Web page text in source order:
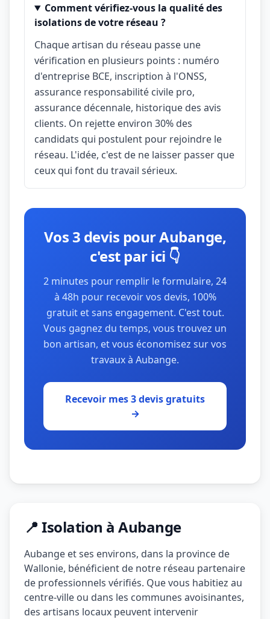
Comment vérifiez-vous la qualité des
isolations de votre réseau ?
Chaque artisan du réseau passe une
vérification en plusieurs points : numéro
d'entreprise BCE, inscription à l'ONSS,
assurance responsabilité civile pro,
assurance décennale, historique des avis
clients. On rejette environ 30% des
candidats qui postulent pour rejoindre le
réseau. L'idée, c'est de ne laisser passer que
ceux qui font du travail sérieux.
Vos 3 devis pour Aubange,
c'est par ici 👇
2 minutes pour remplir le formulaire, 24
à 48h pour recevoir vos devis, 100%
gratuit et sans engagement. C'est tout.
Vous gagnez du temps, vous trouvez un
bon artisan, et vous économisez sur vos
travaux à Aubange.
Recevoir mes 3 devis gratuits
→
📍 Isolation à Aubange
Aubange et ses environs, dans la province de
Wallonie, bénéficient de notre réseau partenaire
de professionnels vérifiés. Que vous habitiez au
centre-ville ou dans les communes avoisinantes,
des artisans locaux peuvent intervenir